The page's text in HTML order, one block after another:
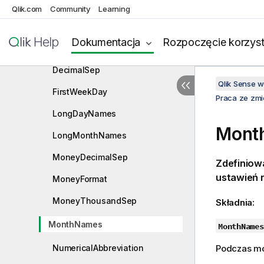
Qlik.com Community Learning
Dokumentacja Rozpoczęcie
BrokenWeeks
DayNames
DecimalSep
FirstWeekDay
LongDayNames
LongMonthNames
MoneyDecimalSep
MoneyFormat
MoneyThousandSep
MonthNames
NumericalAbbreviation
Qlik Sense
Praca ze
ustawień
Składnia:
MonthNames
Podczas